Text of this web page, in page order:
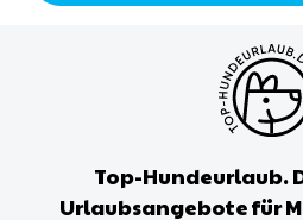
Top-Hundeurlaub.
Urlaubsangebote für